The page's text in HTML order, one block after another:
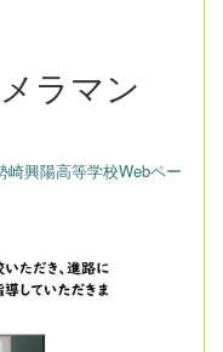
ラマン
崎興陽高等学校Webペー